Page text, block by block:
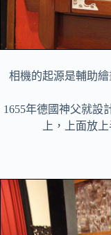
相機的起源是輔助
1655年德國神父就設
上，上面放